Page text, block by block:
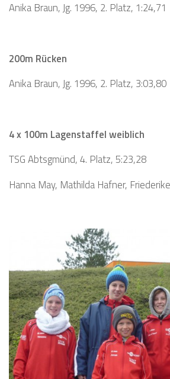
Anika Braun, Jg. 1996, 2. Platz, 1:24,71
200m Rücken
Anika Braun, Jg. 1996, 2. Platz, 3:03,80
4 x 100m Lagenstaffel weiblich
TSG Abtsgmünd, 4. Platz, 5:23,28
Hanna May, Mathilda Hafner,